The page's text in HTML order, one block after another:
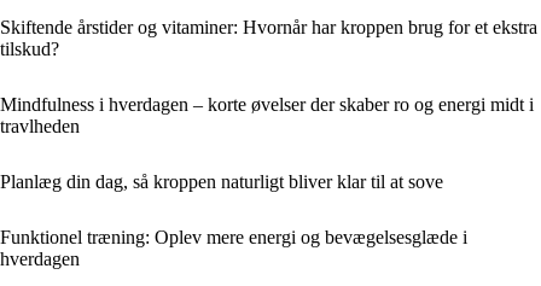
Skiftende årstider og vitaminer: Hvornår har kroppen brug for et ekstra
tilskud?
Mindfulness i hverdagen – korte øvelser der skaber ro og energi midt i
travlheden
Planlæg din dag, så kroppen naturligt bliver klar til at sove
Funktionel træning: Oplev mere energi og bevægelsesglæde i
hverdagen